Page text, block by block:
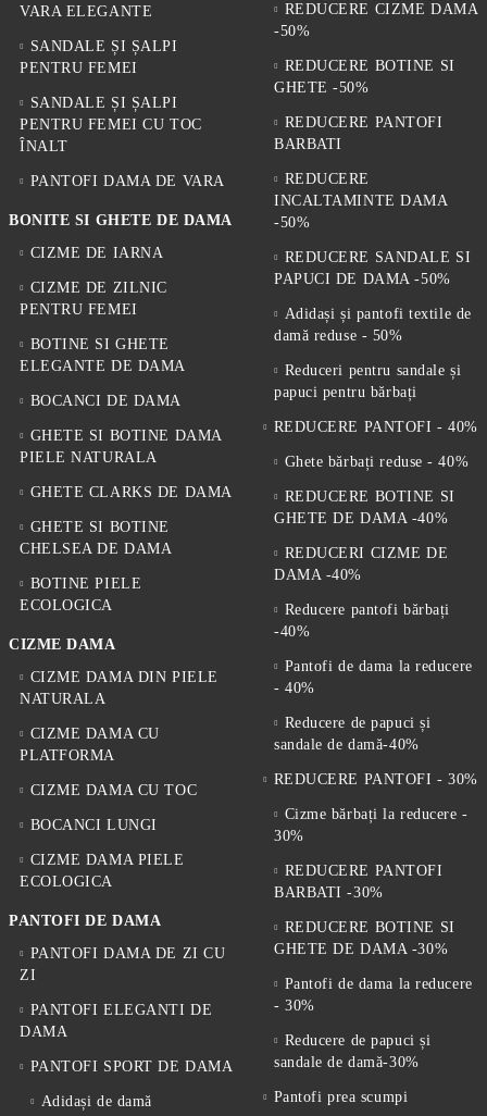
VARA ELEGANTE
SANDALE ȘI ȘALPI
PENTRU FEMEI
SANDALE ȘI ȘALPI
PENTRU FEMEI CU TOC
ÎNALT
PANTOFI DAMA DE VARA
BONITE SI GHETE DE DAMA
CIZME DE IARNA
CIZME DE ZILNIC
PENTRU FEMEI
BOTINE SI GHETE
ELEGANTE DE DAMA
BOCANCI DE DAMA
GHETE SI BOTINE DAMA
PIELE NATURALA
GHETE CLARKS DE DAMA
GHETE SI BOTINE
CHELSEA DE DAMA
BOTINE PIELE
ECOLOGICA
CIZME DAMA
CIZME DAMA DIN PIELE
NATURALA
CIZME DAMA CU
PLATFORMA
CIZME DAMA CU TOC
BOCANCI LUNGI
CIZME DAMA PIELE
ECOLOGICA
PANTOFI DE DAMA
PANTOFI DAMA DE ZI CU
ZI
PANTOFI ELEGANTI DE
DAMA
PANTOFI SPORT DE DAMA
Adidași de damă
REDUCERE CIZME DAMA
-50%
REDUCERE BOTINE SI
GHETE -50%
REDUCERE PANTOFI
BARBATI
REDUCERE
INCALTAMINTE DAMA
-50%
REDUCERE SANDALE SI
PAPUCI DE DAMA -50%
Adidași și pantofi textile de
damă reduse - 50%
Reduceri pentru sandale și
papuci pentru bărbați
REDUCERE PANTOFI - 40%
Ghete bărbați reduse - 40%
REDUCERE BOTINE SI
GHETE DE DAMA -40%
REDUCERI CIZME DE
DAMA -40%
Reducere pantofi bărbați
-40%
Pantofi de dama la reducere
- 40%
Reducere de papuci și
sandale de damă-40%
REDUCERE PANTOFI - 30%
Cizme bărbați la reducere -
30%
REDUCERE PANTOFI
BARBATI -30%
REDUCERE BOTINE SI
GHETE DE DAMA -30%
Pantofi de dama la reducere
- 30%
Reducere de papuci și
sandale de damă-30%
Pantofi prea scumpi